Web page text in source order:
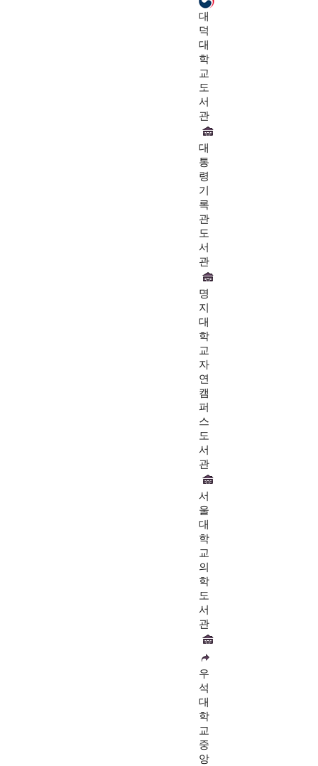
대
덕
대
학
교
도
서
관
대
통
령
기
록
관
도
서
관
명
지
대
학
교
자
연
캠
퍼
스
도
서
관
서
울
대
학
교
의
학
도
서
관
우
석
대
학
교
중
앙